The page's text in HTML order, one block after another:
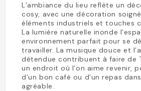
L’ambiance du lieu reflète un
cosy, avec une décoration
éléments industriels et touches
La lumière naturelle inonde
environnement parfait pour se
travailler. La musique douce et
détendue contribuent à faire de
un endroit où l’on aime revenir,
d’un bon café ou d’un repas
agréable.